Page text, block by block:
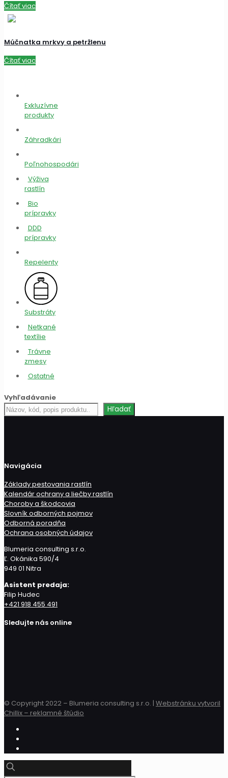
Čítať viac
Múčnatka mrkvy a petržlenu
Čítať viac
Exkluzívne
produkty
Záhradkári
Poľnohospodári
Výživa
rastlín
Bio
prípravky
DDD
prípravky
Repelenty
Substráty
Netkané
textílie
Trávne
zmesy
Ostatné
Vyhľadávanie
Hľadať
produkt
Hľadať
Navigácia
Základy pestovania rastlín
Kalendár ochrany a liečby rastlín
Choroby a škodcovia
Slovník odborných pojmov
Odborná poradňa
Ochrana osobných údajov
Blumeria consulting s.r.o.
Ľ. Okánika 590/4
949 01 Nitra
Asistent predaja:
Filip Hudec
+421 918 455 491
Sledujte nás online
© Copyright 2022 – Blumeria consulting s.r.o. | Webstránku vytvoril
Chillix – reklamné štúdio